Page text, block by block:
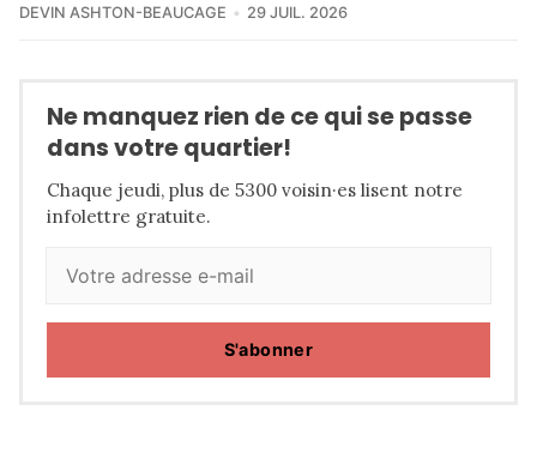
DEVIN ASHTON-BEAUCAGE 29 JUIL. 2026
Ne manquez rien de ce qui se passe
dans votre quartier!
Chaque jeudi, plus de 5300 voisin·es lisent notre
infolettre gratuite.
S'abonner